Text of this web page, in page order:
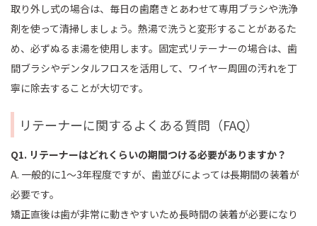
取り外し式の場合は、毎日の歯磨きとあわせて専用ブラシや洗浄
剤を使って清掃しましょう。熱湯で洗うと変形することがあるた
め、必ずぬるま湯を使用します。固定式リテーナーの場合は、歯
間ブラシやデンタルフロスを活用して、ワイヤー周囲の汚れを丁
寧に除去することが大切です。
リテーナーに関するよくある質問（FAQ）
Q1. リテーナーはどれくらいの期間つける必要がありますか？
A. 一般的に1〜3年程度ですが、歯並びによっては長期間の装着が
必要です。
矯正直後は歯が非常に動きやすいため長時間の装着が必要になり